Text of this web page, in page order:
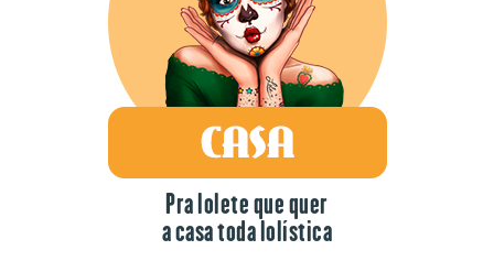
Pra lolete que quer
a casa toda lolística